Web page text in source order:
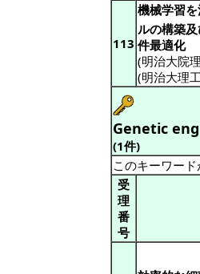
113
機械学習
ルの構築
件最適化
(明治大院
(明治大理
Genetic
(1件)
このキーワー
受
理
番
号